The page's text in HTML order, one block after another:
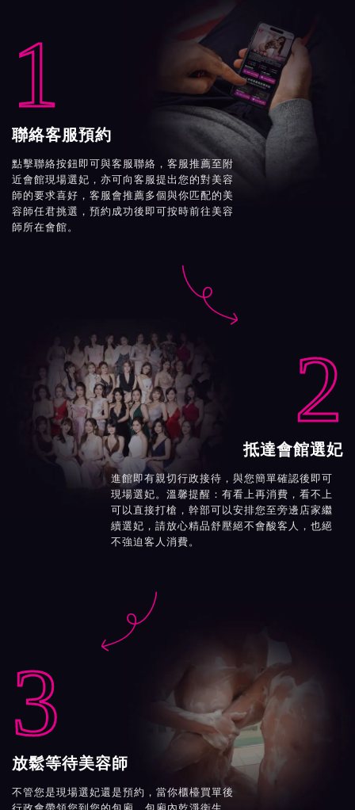
1
聯絡客服預約
點擊聯絡按鈕即可與客服聯絡，客服推薦至附
近會館現場選妃，亦可向客服提出您的對美容
師的要求喜好，客服會推薦多個與你匹配的美
容師任君挑選，預約成功後即可按時前往美容
師所在會館。

2
抵達會館選妃
進館即有親切行政接待，與您簡單確認後即可
現場選妃。溫馨提醒：有看上再消費，看不上
可以直接打槍，幹部可以安排您至旁邊店家繼
續選妃，請放心精品舒壓絕不會酸客人，也絕
不強迫客人消費。

3
放鬆等待美容師
不管您是現場選妃還是預約，當你櫃檯買單後